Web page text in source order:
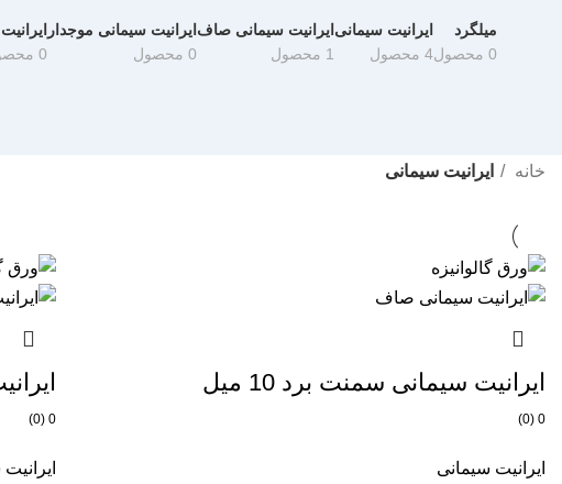
میلگرد
0 محصول
ایرانیت سیمانی
4 محصول
ایرانیت سیمانی صاف
1 محصول
ایرانیت سیمانی موجدار
0 محصول
0 محصول
خانه ایرانیت سیمانی
ایرانیت سیمانی سمنت برد 10 میل
0 (0)
ایرانیت سیمانی
0 (0)